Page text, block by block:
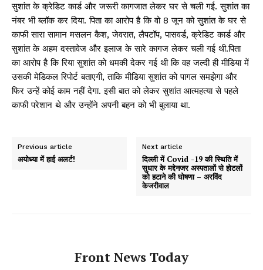
सुशांत के क्रेडिट कार्ड और जरूरी कागजात लेकर घर से चली गई. सुशांत का
नंबर भी ब्लॉक कर दिया. पिता का आरोप है कि वो 8 जून को सुशांत के घर से
काफी सारा सामान मसलन कैश, जेवरात, लैपटॉप, पासवर्ड, क्रेडिट कार्ड और
सुशांत के अहम दस्तावेज और इलाज के सारे कागज लेकर चली गई थी.पिता
का आरोप है कि रिया सुशांत को धमकी देकर गई थी कि वह जल्दी ही मीडिया में
उसकी मेडिकल रिपोर्ट बताएगी, ताकि मीडिया सुशांत को पागल समझेगा और
फिर उन्हें कोई काम नहीं देगा. इसी बात को लेकर सुशांत आत्महत्या से पहले
काफी परेशान थे और उन्होंने अपनी बहन को भी बुलाया था.
Previous article
अयोध्या में हाई अलर्ट!
Next article
दिल्ली में Covid ​​-19 की स्थिति में
सुधार के मद्देनजर अस्पतालों से होटलों
को हटाने की घोषणा – अरविंद
केजरीवाल
Front News Today